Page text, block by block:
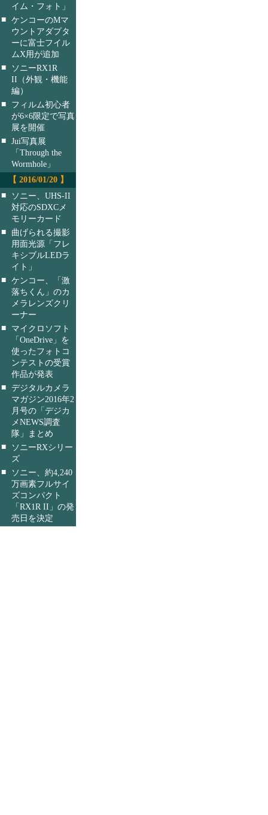
イム・フォト」
■ ケンコーのMマ
ウントアダプタ
ーに富士フイル
ムX用が追加
■
ソニーRX1R
II（外観・機能
編）
■
フィルム初心者
が6×6限定で写真
展を開催
■ Jui写真展
「Through the
Wormhole」
【 2016/01/20 】
■
ソニー、UHS-II
対応のSDXCメ
モリーカード
■
曲げられる撮影
用面光源「フレ
キシブルLEDラ
イト」
■ ケンコー、「激
落ちくん」のカ
メラレンズクリ
ーナー
■
マイクロソフト
「OneDrive」を
使ったフォトコ
ンテストの受賞
作品が発表
■ デジタルカメラ
マガジン2016年2
月号の「デジカ
メNEWS調査
隊」まとめ
■
ソニーRXシリー
ズ
■
ソニー、約4,240
万画素フルサイ
ズコンパクト
「RX1R II」の発
売日を決定